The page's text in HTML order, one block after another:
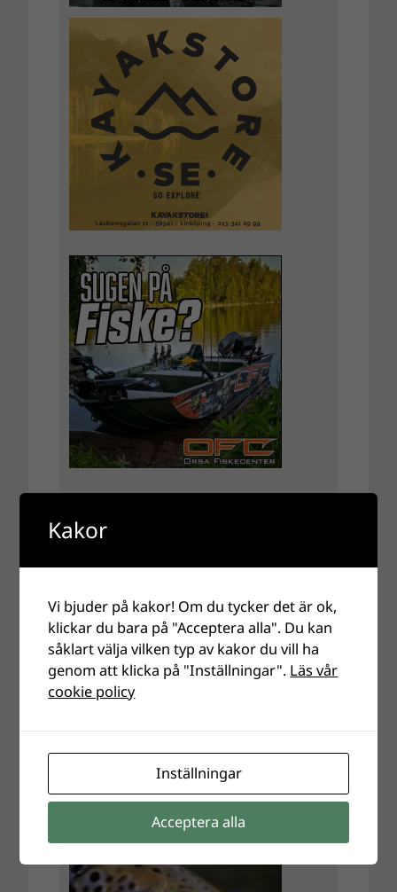
Kakor
Vi bjuder på kakor! Om du tycker det är ok,
klickar du bara på "Acceptera alla". Du kan
såklart välja vilken typ av kakor du vill ha
genom att klicka på "Inställningar". Läs vår
cookie policy
Inställningar
Acceptera alla